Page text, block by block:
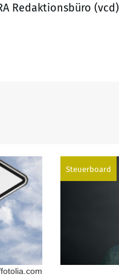
Redaktionsbüro (vcd)
Steuerboard